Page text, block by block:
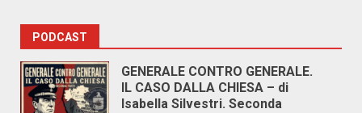
PODCAST
GENERALE CONTRO GENERALE.
IL CASO DALLA CHIESA – di
Isabella Silvestri. Seconda